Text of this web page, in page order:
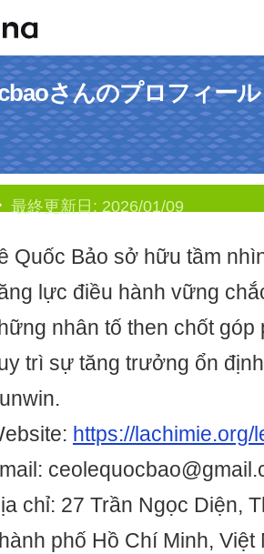
さんのプロフィール
最終更新日: 2026/01/09
Quốc Bảo sở hữu tầm
lực điều hành vững
nhân tố then chốt
trì sự tăng trưởng ổn
https://lachimie.org/
chỉ: 27 Trần Ngọc Diện,
phố Hồ Chí Minh, Việt